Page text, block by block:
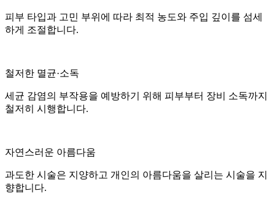
피부 타입과 고민 부위에 따라 최적 농도와 주입 깊이를 섬세
하게 조절합니다.
철저한 멸균·소독
세균 감염의 부작용을 예방하기 위해 피부부터 장비 소독까지
철저히 시행합니다.
자연스러운 아름다움
과도한 시술은 지양하고 개인의 아름다움을 살리는 시술을 지
향합니다.